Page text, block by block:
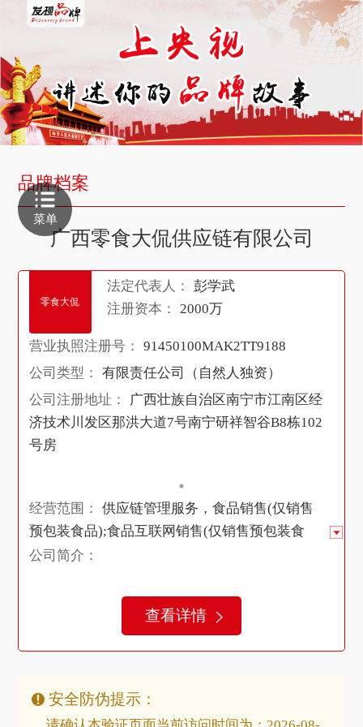
品牌档案
广西零食大侃供应链有限公司
零食大侃
法定代表人：
彭学武
注册资本：
2000万
营业执照注册号：
91450100MAK2TT9188
公司类型：
有限责任公司（自然人独资）
公司注册地址：
广西壮族自治区南宁市江南区经
济技术川发区那洪大道7号南宁研祥智谷B8栋102
号房
经营范围：
供应链管理服务，食品销售(仅销售
预包装食品);食品互联网销售(仅销售预包装食
品);互联网销售(除销售需要许可的商品);
公司简介：
查看详情
安全防伪提示：
菜单